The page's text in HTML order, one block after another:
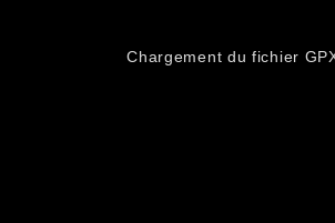
Chargement du fichier